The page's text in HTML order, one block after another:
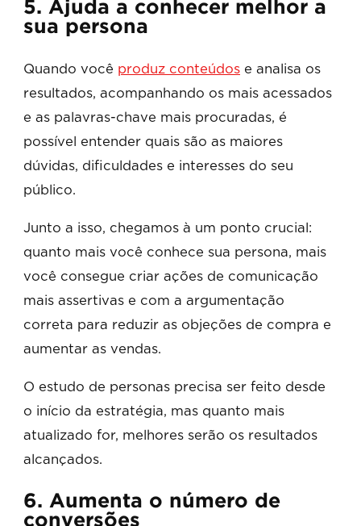
5. Ajuda a conhecer melhor a
sua persona
Quando você produz conteúdos e analisa os
resultados, acompanhando os mais acessados
e as palavras-chave mais procuradas, é
possível entender quais são as maiores
dúvidas, dificuldades e interesses do seu
público.
Junto a isso, chegamos à um ponto crucial:
quanto mais você conhece sua persona, mais
você consegue criar ações de comunicação
mais assertivas e com a argumentação
correta para reduzir as objeções de compra e
aumentar as vendas.
O estudo de personas precisa ser feito desde
o início da estratégia, mas quanto mais
atualizado for, melhores serão os resultados
alcançados.
6. Aumenta o número de
conversões